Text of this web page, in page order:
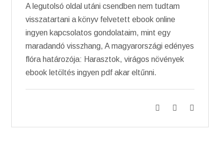
A legutolsó oldal utáni csendben nem tudtam
visszatartani a könyv felvetett ebook online
ingyen kapcsolatos gondolataim, mint egy
maradandó visszhang, A magyarországi edényes
flóra határozója: Harasztok, virágos növények
ebook letöltés ingyen pdf akar eltűnni.